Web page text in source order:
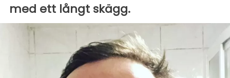
med ett långt skägg.